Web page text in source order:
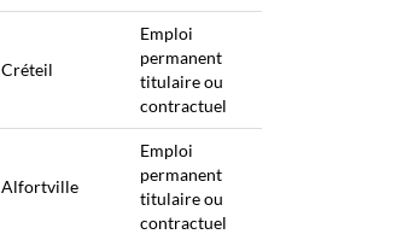
Créteil
Emploi
permanent
titulaire ou
contractuel
Alfortville
Emploi
permanent
titulaire ou
contractuel